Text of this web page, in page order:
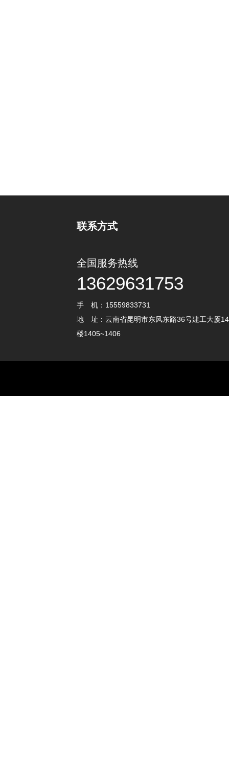
联系方式
全国服务热线
13629631753
手 机：15559833731
地 址：云南省昆明市东风东路36号建工大厦14
楼1405~1406